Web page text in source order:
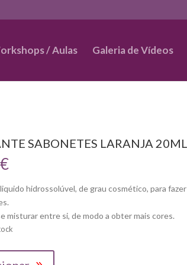
/ Aulas Galeria de Vídeos
SABONETES LARANJA 20ML
€
hidrossolúvel, de grau cosmético, para fazer
misturar entre si, de modo a obter mais cores.